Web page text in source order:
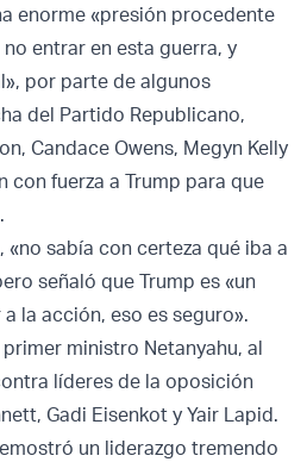
enorme «presión procedente
entrar en esta guerra, y
por parte de algunos
del Partido Republicano,
Candace Owens, Megyn Kelly
con fuerza a Trump para que
sabía con certeza qué iba a
señaló que Trump es «un
la acción, eso es seguro».
ministro Netanyahu, al
líderes de la oposición
Gadi Eisenkot y Yair Lapid.
un liderazgo tremendo